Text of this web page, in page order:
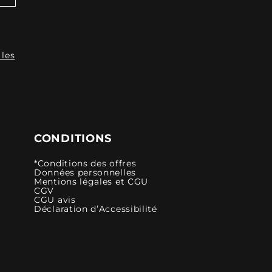
CONDITIONS
*Conditions des offres
Données personnelles
Mentions légales et CGU
CGV
CGU avis
Déclaration d’Accessibilité